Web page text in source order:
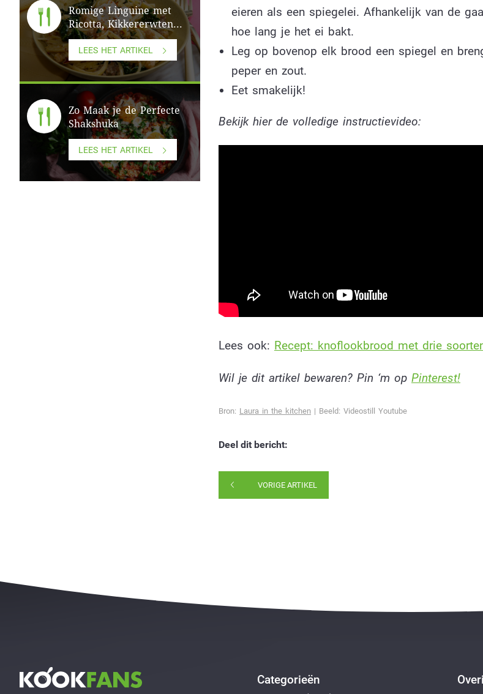
Romige Linguine met
Ricotta, Kikkererwten...
LEES HET ARTIKEL
Zo Maak je de Perfecte
Shakshuka
LEES HET ARTIKEL
eieren als een spiegelei. Afhankelijk van de
hoe lang je het ei bakt.
Leg op bovenop elk brood een spiegel en
peper en zout.
Eet smakelijk!
Bekijk hier de volledige instructievideo:
Lees ook: Recept: knoflookbrood met drie
Wil je dit artikel bewaren? Pin ‘m op Pinterest!
Bron: Laura in the kitchen| Beeld: Videostill Youtube
Deel dit bericht:
VORIGE ARTIKEL
Categorieën